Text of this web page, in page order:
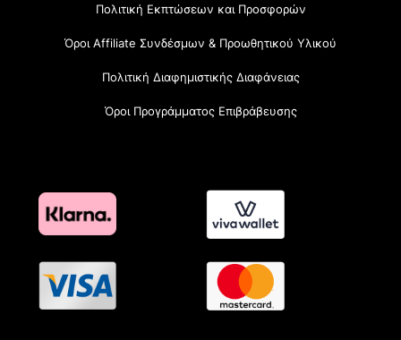
Πολιτική Εκπτώσεων και Προσφορών
Όροι Affiliate Συνδέσμων & Προωθητικού Υλικού
Πολιτική Διαφημιστικής Διαφάνειας
Όροι Προγράμματος Επιβράβευσης